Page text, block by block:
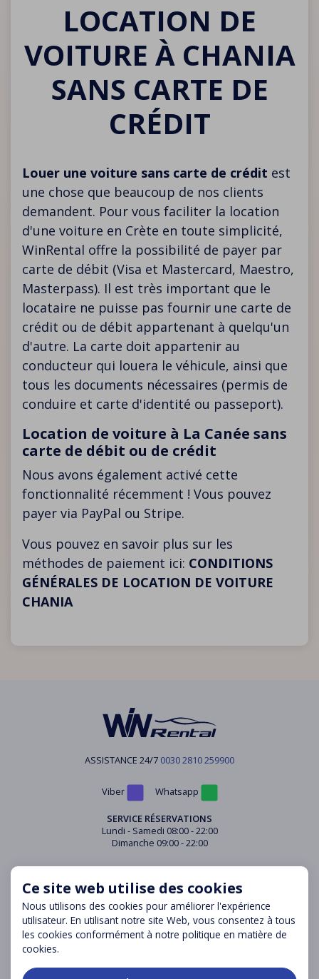
LOCATION DE
VOITURE À CHANIA
SANS CARTE DE
CRÉDIT
Louer une voiture sans carte de crédit est
une chose que beaucoup de nos clients
demandent. Pour vous faciliter la location
d'une voiture en Crète en toute simplicité,
WinRental offre la possibilité de payer par
carte de débit (Visa et Mastercard, Maestro,
Masterpass). Il est très important que le
locataire ne puisse pas fournir une carte de
crédit ou de débit appartenant à quelqu'un
d'autre. La carte doit appartenir au
conducteur qui louera le véhicule, ainsi que
tous les documents nécessaires (permis de
conduire et carte d'identité ou passeport).
Location de voiture à La Canée sans
carte de débit ou de crédit
Nous avons également activé cette
fonctionnalité récemment ! Vous pouvez
payer via PayPal ou Stripe.
Vous pouvez en savoir plus sur les
méthodes de paiement ici: CONDITIONS
GÉNÉRALES DE LOCATION DE VOITURE
CHANIA
CENTRE DE SUPPORT
ASSISTANCE 24/7 0030 2810 259900
Viber Whatsapp
SERVICE RÉSERVATIONS
Lundi - Samedi 08:00 - 22:00
Dimanche 09:00 - 22:00
Ce site web utilise des cookies
Nous utilisons des cookies pour améliorer l'expérience
utilisateur. En utilisant notre site Web, vous consentez à tous
les cookies conformément à notre politique en matière de
cookies.